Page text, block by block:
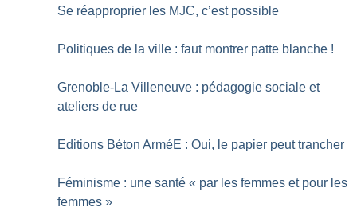
Se réapproprier les MJC, c’est possible
Politiques de la ville : faut montrer patte blanche !
Grenoble-La Villeneuve : pédagogie sociale et
ateliers de rue
Editions Béton ArméE : Oui, le papier peut trancher
Féminisme : une santé « par les femmes et pour les
femmes »